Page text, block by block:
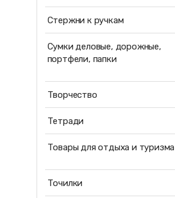
Стержни к ручкам
Сумки деловые, дорожные,
портфели, папки
Творчество
Тетради
Товары для отдыха и туризма
Точилки